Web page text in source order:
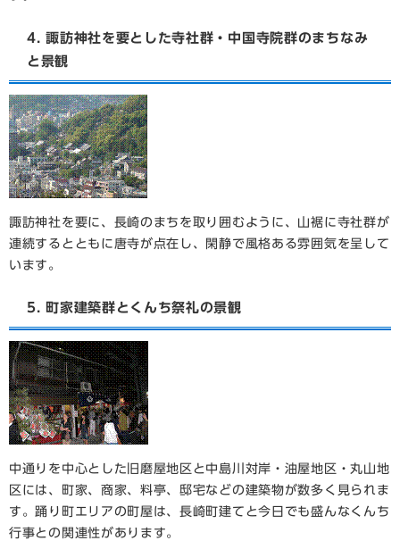
4. 諏訪神社を要とした寺社群・中国寺院群のまちなみ
と景観
諏訪神社を要に、長崎のまちを取り囲むように、山裾に寺社群が
連続するとともに唐寺が点在し、閑静で風格ある雰囲気を呈して
います。
5. 町家建築群とくんち祭礼の景観
中通りを中心とした旧磨屋地区と中島川対岸・油屋地区・丸山地
区には、町家、商家、料亭、邸宅などの建築物が数多く見られま
す。踊り町エリアの町屋は、長崎町建てと今日でも盛んなくんち
行事との関連性があります。